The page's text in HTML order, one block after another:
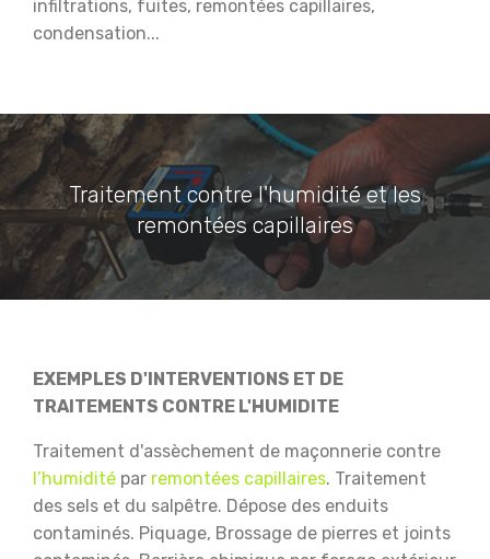
infiltrations, fuites, remontées capillaires,
condensation...
Traitement contre l'humidité et les
remontées capillaires
EXEMPLES D'INTERVENTIONS ET DE
TRAITEMENTS CONTRE L'HUMIDITE
Traitement d'assèchement de maçonnerie contre
l’humidité par remontées capillaires. Traitement
des sels et du salpêtre. Dépose des enduits
contaminés. Piquage, Brossage de pierres et joints